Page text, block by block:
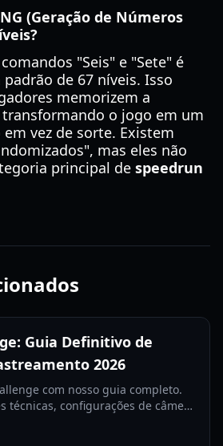
(Geração de Números
"Seis" e "Sete" é
de 67 níveis. Isso
memorizem a
o jogo em um
vez de sorte. Existem
mas eles não
principal de speedrun
Guia Definitivo de
2026
com nosso guia completo.
técnicas, configurações de câmera